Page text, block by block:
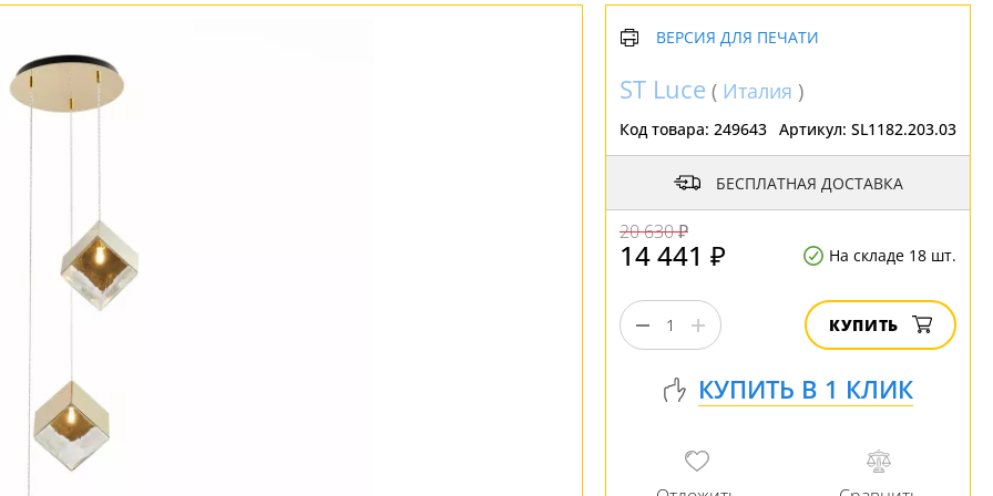
Хром
Черные
ВЕРСИЯ ДЛЯ ПЕЧАТИ
ST Luce ( Италия )
Код товара: 249643 Артикул: SL1182.203.03
БЕСПЛАТНАЯ ДОСТАВКА
20 630 ₽
14 441 ₽ На складе 18 шт.
КУПИТЬ